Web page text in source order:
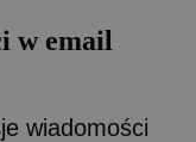
w email
wiadomości